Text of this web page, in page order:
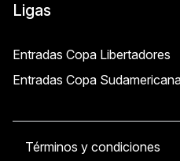
Ligas
Entradas Copa Libertadores
Entradas Copa
Términos y condiciones